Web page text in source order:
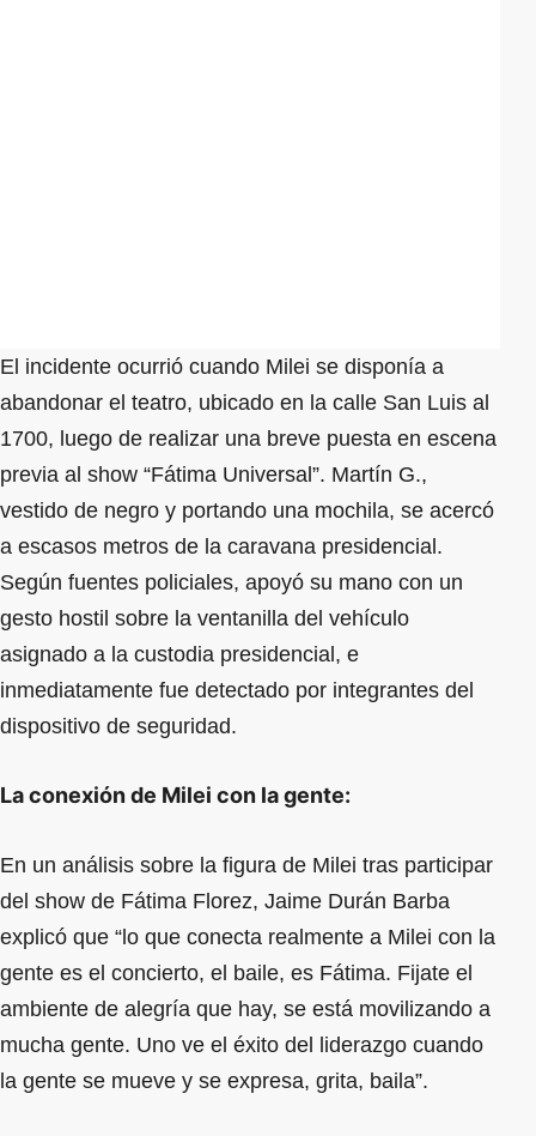
El incidente ocurrió cuando Milei se disponía a
abandonar el teatro, ubicado en la calle San Luis al
1700, luego de realizar una breve puesta en escena
previa al show “Fátima Universal”. Martín G.,
vestido de negro y portando una mochila, se acercó
a escasos metros de la caravana presidencial.
Según fuentes policiales, apoyó su mano con un
gesto hostil sobre la ventanilla del vehículo
asignado a la custodia presidencial, e
inmediatamente fue detectado por integrantes del
dispositivo de seguridad.
La conexión de Milei con la gente:
En un análisis sobre la figura de Milei tras participar
del show de Fátima Florez, Jaime Durán Barba
explicó que “lo que conecta realmente a Milei con la
gente es el concierto, el baile, es Fátima. Fijate el
ambiente de alegría que hay, se está movilizando a
mucha gente. Uno ve el éxito del liderazgo cuando
la gente se mueve y se expresa, grita, baila”.